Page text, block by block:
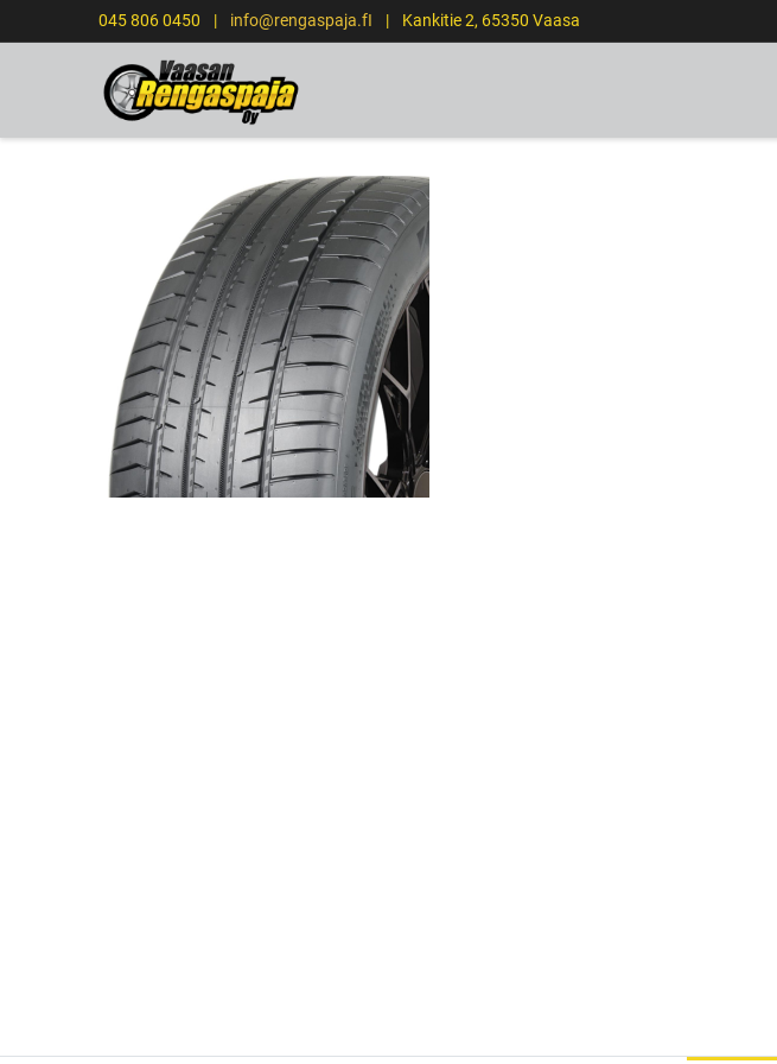
045 806 0450 | info@rengaspaja.fI | Kankitie 2, 65350 Vaasa